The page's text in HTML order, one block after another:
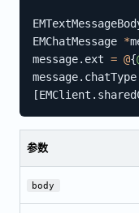
EMChatMessage *
message. ext = @{
message. chatType
[EMClient .
参数
body